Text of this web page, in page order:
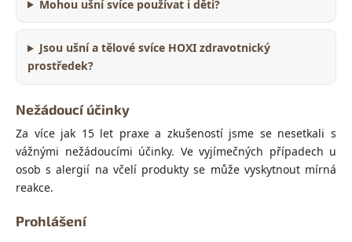
Mohou ušní svíce používat i děti?
Jsou ušní a tělové svíce HOXI zdravotnický
prostředek?
Nežádoucí účinky
Za více jak 15 let praxe a zkušeností jsme se nesetkali s
vážnými nežádoucími účinky. Ve vyjímečných případech u
osob s alergií na včelí produkty se může vyskytnout mírná
reakce.
Prohlášení